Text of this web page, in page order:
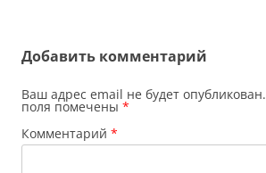
Добавить комментарий
Ваш адрес email не будет опубликован.
поля помечены *
Комментарий *